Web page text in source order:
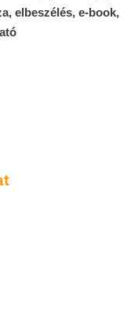
elbeszélés, e-book,